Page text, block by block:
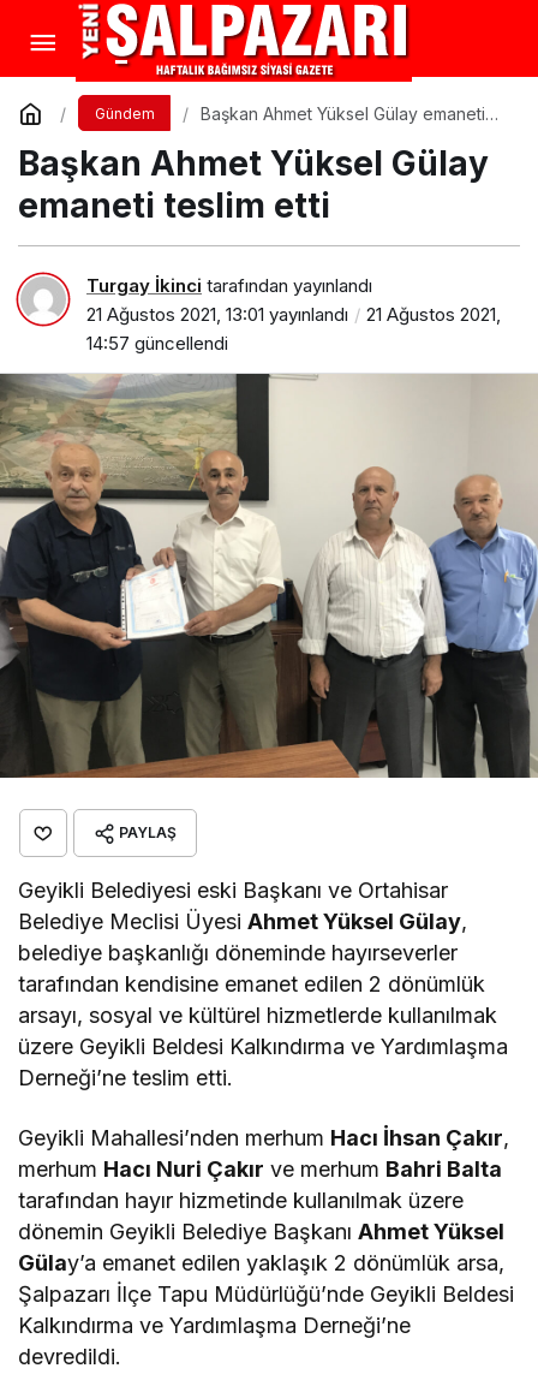
Gündem
Başkan Ahmet Yüksel Gülay emaneti
Başkan Ahmet Yüksel Gülay
emaneti teslim etti
Turgay İkinci tarafından yayınlandı
21 Ağustos 2021, 13:01 yayınlandı
21 Ağustos 2021,
14:57 güncellendi
PAYLAŞ
Geyikli Belediyesi eski Başkanı ve Ortahisar
Belediye Meclisi ÜyesiAhmet Yüksel Gülay,
belediye başkanlığı döneminde hayırseverler
tarafından kendisine emanet edilen 2 dönümlük
arsayı, sosyal ve kültürel hizmetlerde kullanılmak
üzere Geyikli Beldesi Kalkındırma ve Yardımlaşma
Derneği’ne teslim etti.
Geyikli Mahallesi’nden merhum Hacı İhsan Çakır,
merhum Hacı Nuri Çakır ve merhum Bahri Balta
tarafından hayır hizmetinde kullanılmak üzere
dönemin Geyikli Belediye BaşkanıAhmet Yüksel
Gülay’a emanet edilen yaklaşık 2 dönümlük arsa,
Şalpazarı İlçe Tapu Müdürlüğü’nde Geyikli Beldesi
Kalkındırma ve Yardımlaşma Derneği’ne
devredildi.